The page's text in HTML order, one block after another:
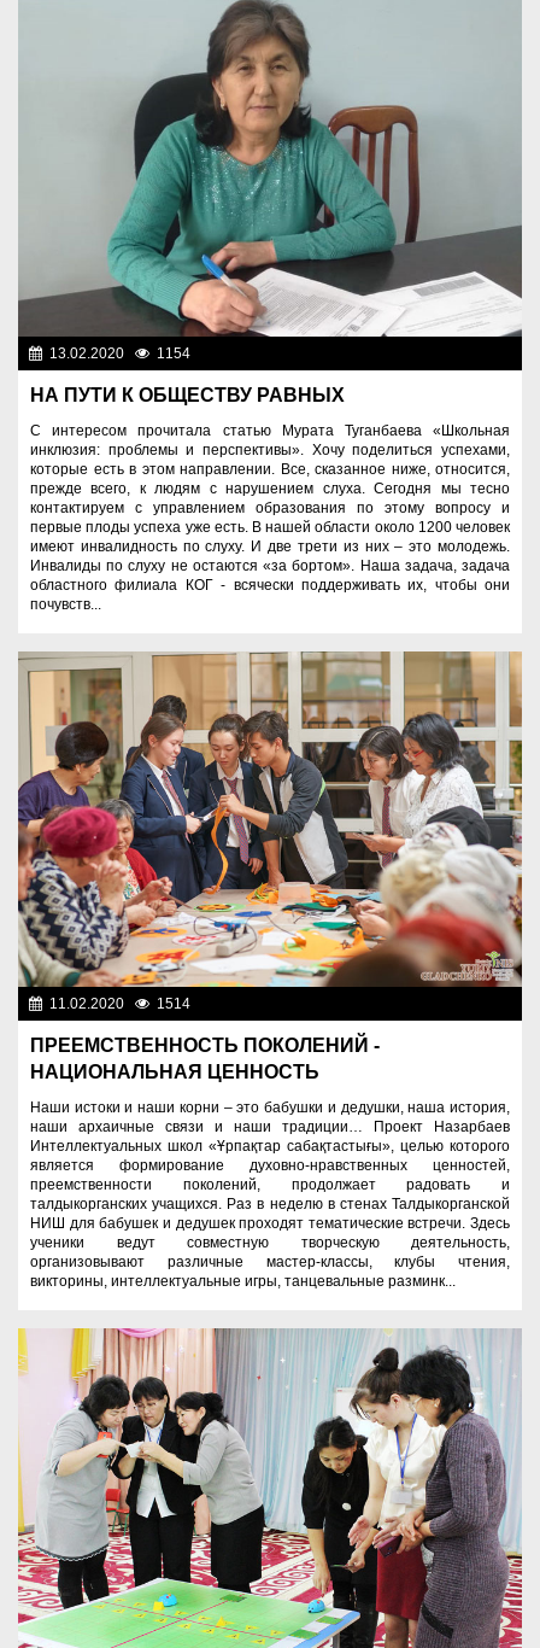
13.02.2020 1154
НА ПУТИ К ОБЩЕСТВУ РАВНЫХ
С интересом прочитала статью Мурата Туганбаева «Школьная
инклюзия: проблемы и перспективы». Хочу поделиться успехами,
которые есть в этом направлении. Все, сказанное ниже, относится,
прежде всего, к людям с нарушением слуха. Сегодня мы тесно
контактируем с управлением образования по этому вопросу и
первые плоды успеха уже есть. В нашей области около 1200 человек
имеют инвалидность по слуху. И две трети из них – это молодежь.
Инвалиды по слуху не остаются «за бортом». Наша задача, задача
областного филиала КОГ - всячески поддерживать их, чтобы они
почувств...
11.02.2020 1514
ПРЕЕМСТВЕННОСТЬ ПОКОЛЕНИЙ -
НАЦИОНАЛЬНАЯ ЦЕННОСТЬ
Наши истоки и наши корни – это бабушки и дедушки, наша история,
наши архаичные связи и наши традиции… Проект Назарбаев
Интеллектуальных школ «Ұрпақтар сабақтастығы», целью которого
является формирование духовно-нравственных ценностей,
преемственности поколений, продолжает радовать и
талдыкорганских учащихся. Раз в неделю в стенах Талдыкорганской
НИШ для бабушек и дедушек проходят тематические встречи. Здесь
ученики ведут совместную творческую деятельность,
организовывают различные мастер-классы, клубы чтения,
викторины, интеллектуальные игры, танцевальные разминк...